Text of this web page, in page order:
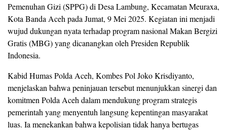
Pemenuhan Gizi (SPPG)di Desa Lambung, Kecamatan Meuraxa,
Kota Banda Aceh pada Jumat, 9Mei 2025. Kegiatan ini menjadi
wujud dukungan nyata terhadapprogramnasional Makan Bergizi
Gratis (MBG)yangdicanangkan oleh Presiden Republik
Indonesia.
Kabid HumasPolda Aceh, KombesPol JokoKrisdiyanto,
menjelaskan bahwa peninjauan tersebutmenunjukkan sinergi dan
komitmen Polda Aceh dalammendukungprogramstrategis
pemerintah yangmenyentuh langsungkepentingan masyarakat
luas. Ia menekankan bahwa kepolisian tidakhanya bertugas